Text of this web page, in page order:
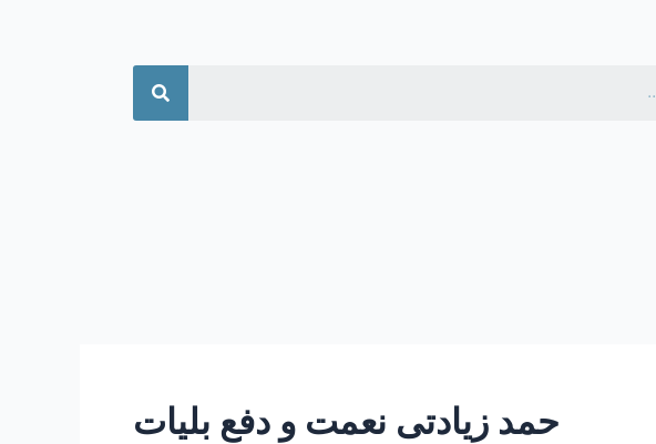
جستجو
حمد زیادتی نعمت و دفع بلیات